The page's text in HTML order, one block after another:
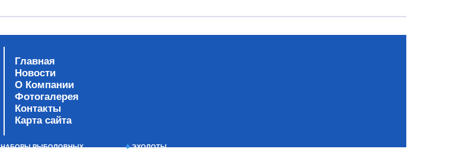
Главная
Новости
О Компании
Фотогалерея
Контакты
Карта сайта
НАБОРЫ РЫБОЛОВНЫХ ЭХОЛОТЫ